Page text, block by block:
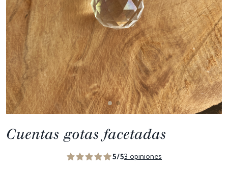
Cuentas gotas facetadas
5/53 opiniones